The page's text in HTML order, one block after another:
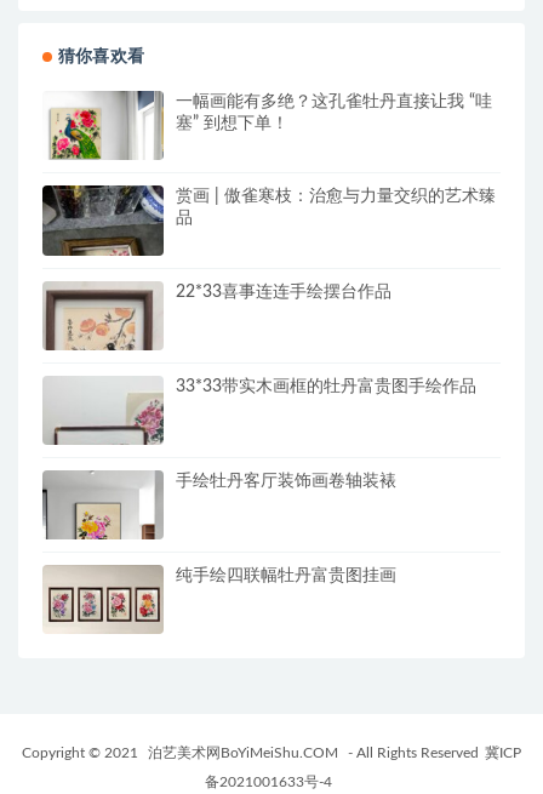
猜你喜欢看
一幅画能有多绝？这孔雀牡丹直接让我 “哇
塞” 到想下单！
赏画 | 傲雀寒枝：治愈与力量交织的艺术臻
品
22*33喜事连连手绘摆台作品
33*33带实木画框的牡丹富贵图手绘作品
手绘牡丹客厅装饰画卷轴装裱
纯手绘四联幅牡丹富贵图挂画
Copyright © 2021 泊艺美术网BoYiMeiShu.COM - All Rights Reserved 冀ICP
备2021001633号-4